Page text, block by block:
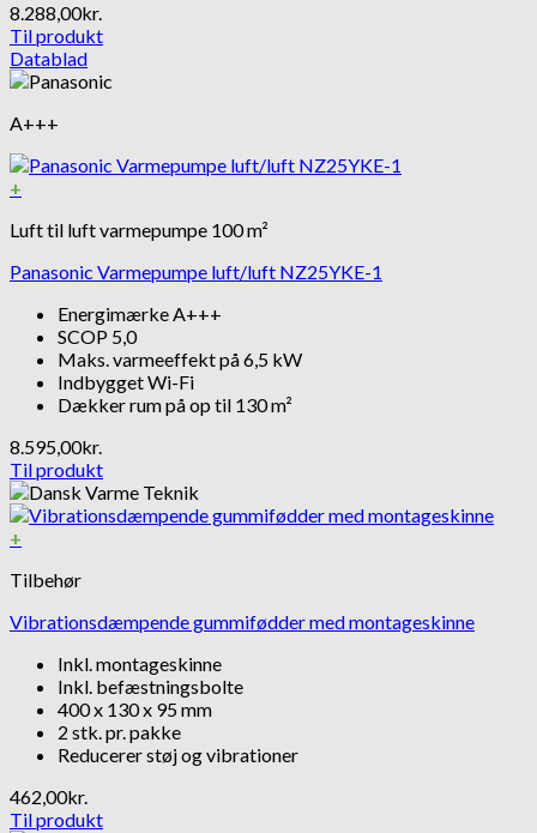
8.288,00kr.
Til produkt
Datablad
A+++
+
Luft til luft varmepumpe 100 m²
Panasonic Varmepumpe luft/luft NZ25YKE-1
Energimærke A+++
SCOP 5,0
Maks. varmeeffekt på 6,5 kW
Indbygget Wi-Fi
Dækker rum på op til 130 m²
8.595,00kr.
Til produkt
+
Tilbehør
Vibrationsdæmpende gummifødder med montageskinne
Inkl. montageskinne
Inkl. befæstningsbolte
400 x 130 x 95 mm
2 stk. pr. pakke
Reducerer støj og vibrationer
462,00kr.
Til produkt